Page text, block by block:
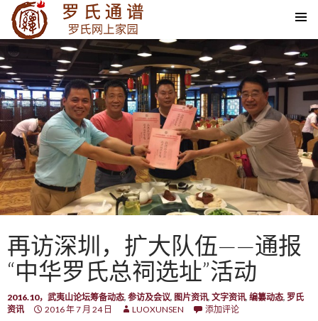
SKIP TO CONTENT
再访深圳，扩大队伍——通报
“中华罗氏总祠选址”活动
2016.10，武夷山论坛筹备动态, 参访及会议, 图片资讯, 文字资讯, 编纂动态, 罗氏
资讯
2016 年 7 月 24 日 LUOXUNSEN 添加评论